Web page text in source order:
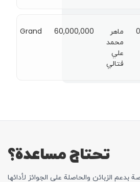
ماهر
محمد
علي
فتالي
60,000,000
Grand
تحتاج مساعدة؟
بدعم الزبائن والحاصلة علی الجوائز لأدائها